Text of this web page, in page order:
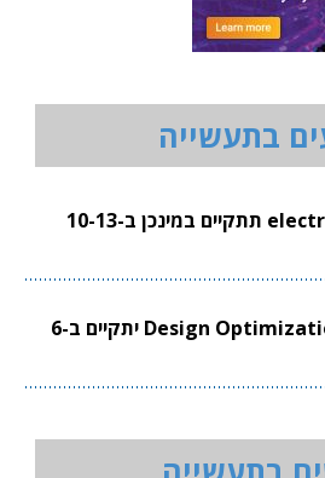
בתעשייה
תערוכת electronica 2026 תתקיים במינכן ב-10-13
וובינר סינופסיס ל-Design Optimization יתקיים ב-6